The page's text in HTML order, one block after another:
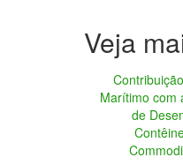
Marítimo com
de